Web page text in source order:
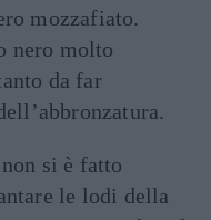
mozzafiato.
nero molto
da far
si è fatto
le lodi della